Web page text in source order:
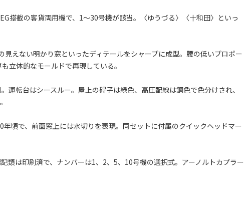
搭載の客貨両用機で、1～30号機が該当。〈ゆうづる〉〈十和田〉といっ
えない明かり窓といったディテールをシャープに成型。腰の低いプロポー
立体的なモールドで再現している。
転台はシースルー。屋上の碍子は緑色、高圧配線は銅色で色分けされ、
頃で、前面窓上には水切りを表現。同セットに付属のクイックヘッドマー
類は印刷済で、ナンバーは1、2、5、10号機の選択式。アーノルトカプラー